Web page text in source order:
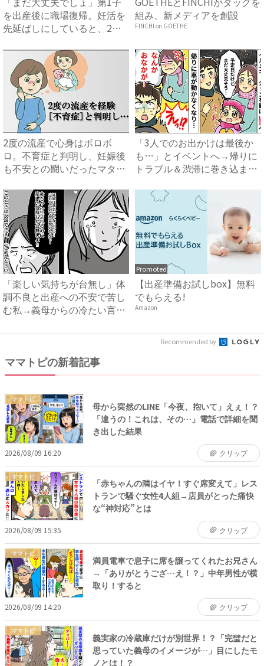
を出産後に職場復帰。妊活を
先延ばしにしていると、2人
組み、新メディアを創設
FINCHI on GOETHE
2度の流産で心身はボロボ
ロ。不育症と判明し、妊娠後
も不安との闘いだったマタニ
「3人でのお出かけは最後か
も…」とイベントへ→帰りに
トラブル＆渋滞に巻き込ま
「楽しい気持ちが台無し」体
調不良と出産への不安で苦し
む私→義母からの冷たい言葉
Promoted
【出産準備お試しbox】無料
でもらえる!
Amazon
Recommended by
ママトピの新着記事
ママトピ
母から突然のLINE「今夜、抱いて」えぇ！？
「違うの！これは、その…」電話で詳細を聞
き出した結果
2026/08/09 16:20 クリップ
ママトピ
「赤ちゃんの隣はイヤ！すぐ席変えて」レス
トランで騒ぐ女性4人組→店員がとった痛快
な“神対応”とは
2026/08/09 15:35 クリップ
ママトピ
満員電車で息子に席を譲ってくれたお兄さん
→「ありがとうござ…え！？」中年男性が横
取り！すると
2026/08/09 14:20 クリップ
ママトピ
義実家の冷蔵庫だけが別世界！？「完璧だと
思っていた義母のイメージが…」目にしたモ
ノとは！？